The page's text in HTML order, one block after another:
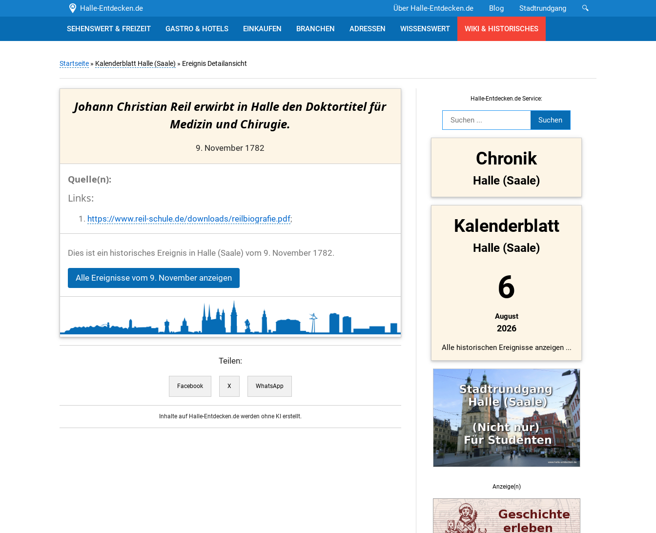
Halle-Entdecken.de 🔍
Stadtrundgang
Blog
Über Halle-Entdecken.de
SEHENSWERT & FREIZEIT GASTRO & HOTELS EINKAUFEN BRANCHEN ADRESSEN WISSENSWERT WIKI & HISTORISCHES
Startseite » Kalenderblatt Halle (Saale) » Ereignis Detailansicht
Johann Christian Reil erwirbt in Halle den Doktortitel für
Medizin und Chirugie.
9. November 1782
Quelle(n):
Links:
https://www.reil-schule.de/downloads/reilbiografie.pdf;
Dies ist ein historisches Ereignis in Halle (Saale) vom 9. November 1782.
Alle Ereignisse vom 9. November anzeigen
Teilen:
Facebook X WhatsApp
Inhalte auf Halle-Entdecken.de werden ohne KI erstellt.
Halle-Entdecken.de Service:
Chronik
Halle (Saale)
Kalenderblatt
Halle (Saale)
6
August
2026
Alle historischen Ereignisse anzeigen ...
Anzeige(n)